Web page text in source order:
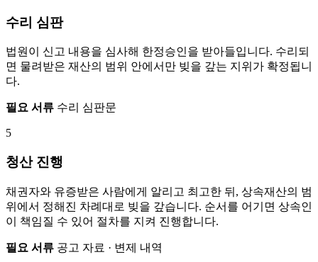
수리 심판
법원이 신고 내용을 심사해 한정승인을 받아들입니다. 수리되
면 물려받은 재산의 범위 안에서만 빚을 갚는 지위가 확정됩니
다.
필요 서류 수리 심판문
5
청산 진행
채권자와 유증받은 사람에게 알리고 최고한 뒤, 상속재산의 범
위에서 정해진 차례대로 빚을 갚습니다. 순서를 어기면 상속인
이 책임질 수 있어 절차를 지켜 진행합니다.
필요 서류 공고 자료 · 변제 내역